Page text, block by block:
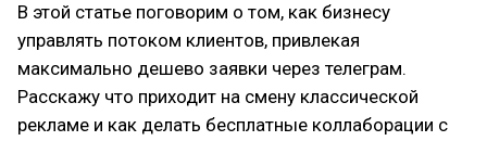
В этой статье поговорим о том, как бизнесу
управлять потоком клиентов, привлекая
максимально дешево заявки через телеграм.
Расскажу что приходит на смену классической
рекламе и как делать бесплатные коллаборации с